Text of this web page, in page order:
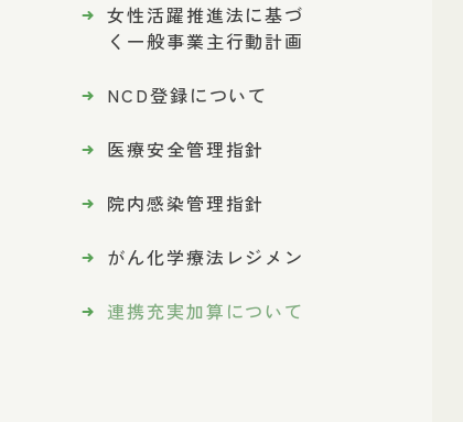
女性活躍推進法に基づ
く一般事業主行動計画
NCD登録について
医療安全管理指針
院内感染管理指針
がん化学療法レジメン
連携充実加算について